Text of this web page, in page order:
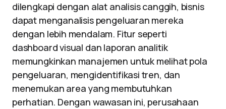
dilengkapi dengan alat analisis canggih, bisnis
dapat menganalisis pengeluaran mereka
dengan lebih mendalam. Fitur seperti
dashboard visual dan laporan analitik
memungkinkan manajemen untuk melihat pola
pengeluaran, mengidentifikasi tren, dan
menemukan area yang membutuhkan
perhatian. Dengan wawasan ini, perusahaan